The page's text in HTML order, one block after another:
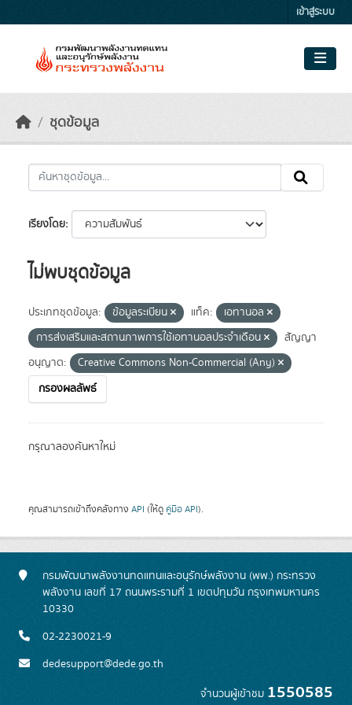
เข้าสู่ระบบ
ชุดข้อมูล
เรียงโดย
ไม่พบชุดข้อมูล
ประเภทชุดข้อมูล: ข้อมูลระเบียน แท็ค:
เอทานอล
การส่งเสริมและสถานภาพการใช้เอทานอลประจำเดือน
สัญญา
อนุญาต:
Creative Commons Non-Commercial (Any)
กรองผลลัพธ์
กรุณาลองค้นหาใหม่
คุณสามารถเข้าถึงคลังทาง API (ให้ดู คู่มือ API).
กรมพัฒนาพลังงานทดแทนและอนุรักษ์พลังงาน (พพ.) กระทรวง
พลังงาน เลขที่ 17 ถนนพระรามที่ 1 เขตปทุมวัน กรุงเทพมหานคร
10330
02-2230021-9
dedesupport@dede.go.th
จำนวนผู้เข้าชม 1550585